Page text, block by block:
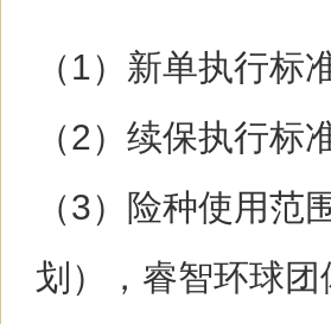
（1）新单执行标
（2）续保执行标
（3）险种使用范
划），睿智环球团